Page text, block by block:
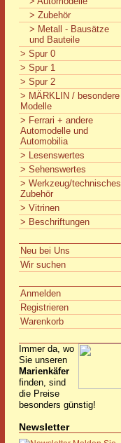
> Zubehör
> Metall - Bausätze
und Bauteile
> Spur 0
> Spur 1
> Spur 2
> MÄRKLIN / besondere
Modelle
> Ferrari + andere
Automodelle und
Automobilia
> Lesenswertes
> Sehenswertes
> Werkzeug/technisches
Zubehör
> Vitrinen
> Beschriftungen
Neu bei Uns
Wir suchen
Anmelden
Registrieren
Warenkorb
Immer da, wo
Sie unseren
Marienkäfer
finden, sind
die Preise
besonders günstig!
Newsletter